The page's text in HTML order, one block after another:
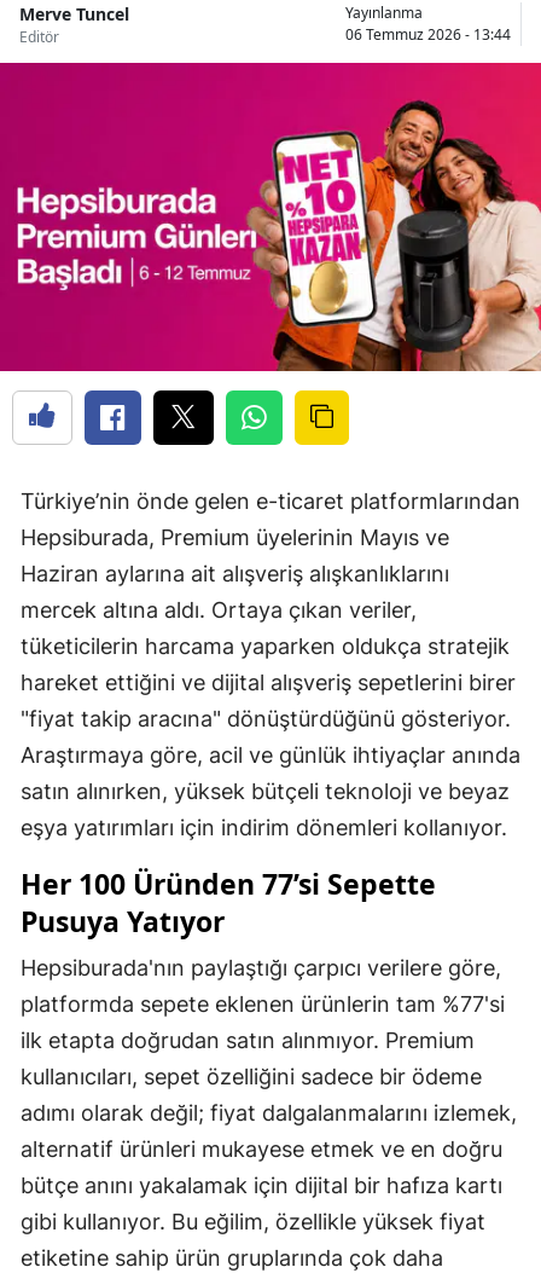
Merve Tuncel
Editör
Yayınlanma
06 Temmuz 2026 - 13:44
Türkiye’nin önde gelen e-ticaret platformlarından
Hepsiburada, Premium üyelerinin Mayıs ve
Haziran aylarına ait alışveriş alışkanlıklarını
mercek altına aldı. Ortaya çıkan veriler,
tüketicilerin harcama yaparken oldukça stratejik
hareket ettiğini ve dijital alışveriş sepetlerini birer
"fiyat takip aracına" dönüştürdüğünü gösteriyor.
Araştırmaya göre, acil ve günlük ihtiyaçlar anında
satın alınırken, yüksek bütçeli teknoloji ve beyaz
eşya yatırımları için indirim dönemleri kollanıyor.
Her 100 Üründen 77’si Sepette
Pusuya Yatıyor
Hepsiburada'nın paylaştığı çarpıcı verilere göre,
platformda sepete eklenen ürünlerin tam %77'si
ilk etapta doğrudan satın alınmıyor. Premium
kullanıcıları, sepet özelliğini sadece bir ödeme
adımı olarak değil; fiyat dalgalanmalarını izlemek,
alternatif ürünleri mukayese etmek ve en doğru
bütçe anını yakalamak için dijital bir hafıza kartı
gibi kullanıyor. Bu eğilim, özellikle yüksek fiyat
etiketine sahip ürün gruplarında çok daha